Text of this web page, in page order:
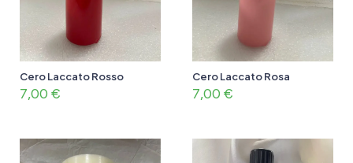
Cero Laccato Rosso
7,00 €
Cero Laccato Rosa
7,00 €